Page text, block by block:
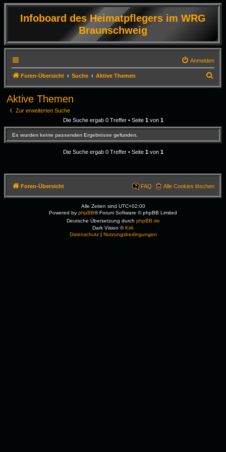
Infoboard des Heimatpflegers im WRG
Braunschweig
Anmelden
Foren-Übersicht Suche Aktive Themen
u
Aktive Themen
Zur erweiterten Suche
Die Suche ergab 0 Treffer • Seite 1von 1
Es wurden keine passenden Ergebnisse gefunden.
Die Suche ergab 0 Treffer • Seite 1von 1
Foren-Übersicht Alle Cookies löschen
FAQ
Alle Zeiten sind UTC+02:00
Powered by phpBB® Forum Software © phpBB Limited
Deutsche Übersetzung durch phpBB.de
Dark Vision ©Kirk
Datenschutz| Nutzungsbedingungen